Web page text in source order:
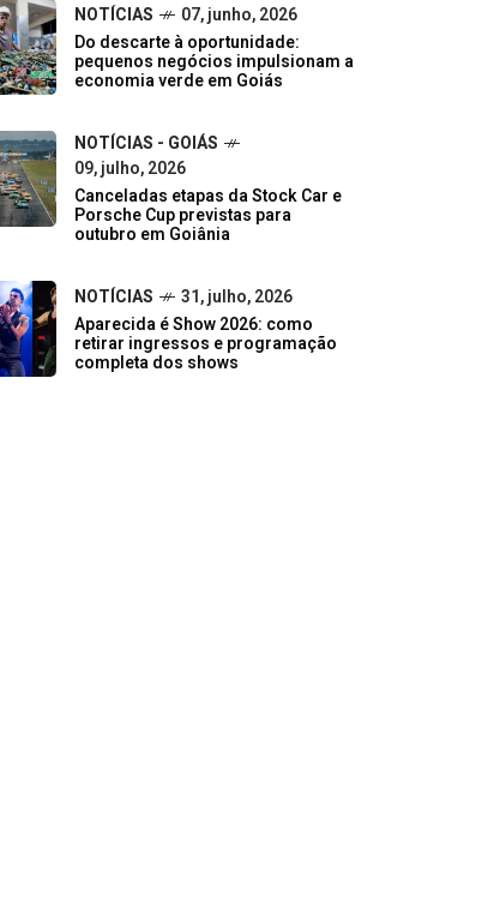
NOTÍCIAS
07, junho, 2026
Do descarte à oportunidade:
pequenos negócios impulsionam a
economia verde em Goiás
NOTÍCIAS - GOIÁS
09, julho, 2026
Canceladas etapas da Stock Car e
Porsche Cup previstas para
outubro em Goiânia
NOTÍCIAS
31, julho, 2026
Aparecida é Show 2026: como
retirar ingressos e programação
completa dos shows